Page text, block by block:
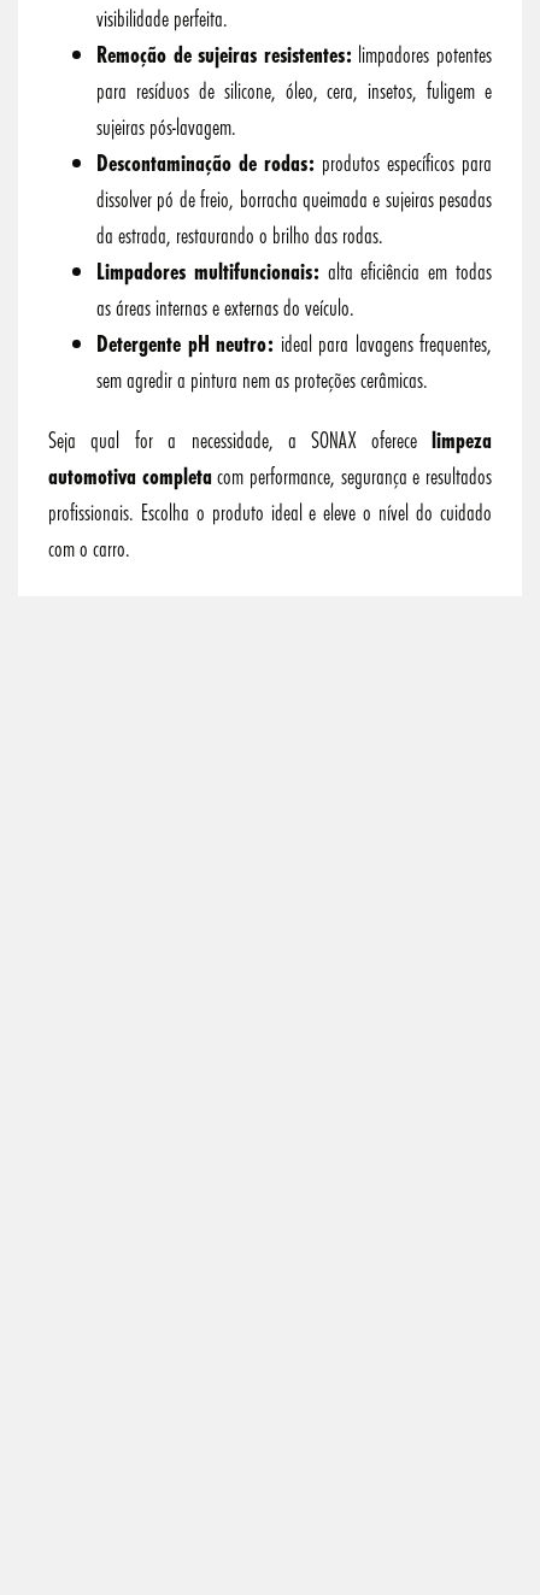
visibilidade perfeita.
Remoção de sujeiras resistentes: limpadores potentes
para resíduos de silicone, óleo, cera, insetos, fuligem e
sujeiras pós-lavagem.
Descontaminação de rodas: produtos específicos para
dissolver pó de freio, borracha queimada e sujeiras pesadas
da estrada, restaurando o brilho das rodas.
Limpadores multifuncionais: alta eficiência em todas
as áreas internas e externas do veículo.
Detergente pH neutro: ideal para lavagens frequentes,
sem agredir a pintura nem as proteções cerâmicas.
Seja qual for a necessidade, a SONAX oferece limpeza
automotiva completacom performance, segurança e resultados
profissionais. Escolha o produto ideal e eleve o nível do cuidado
com o carro.